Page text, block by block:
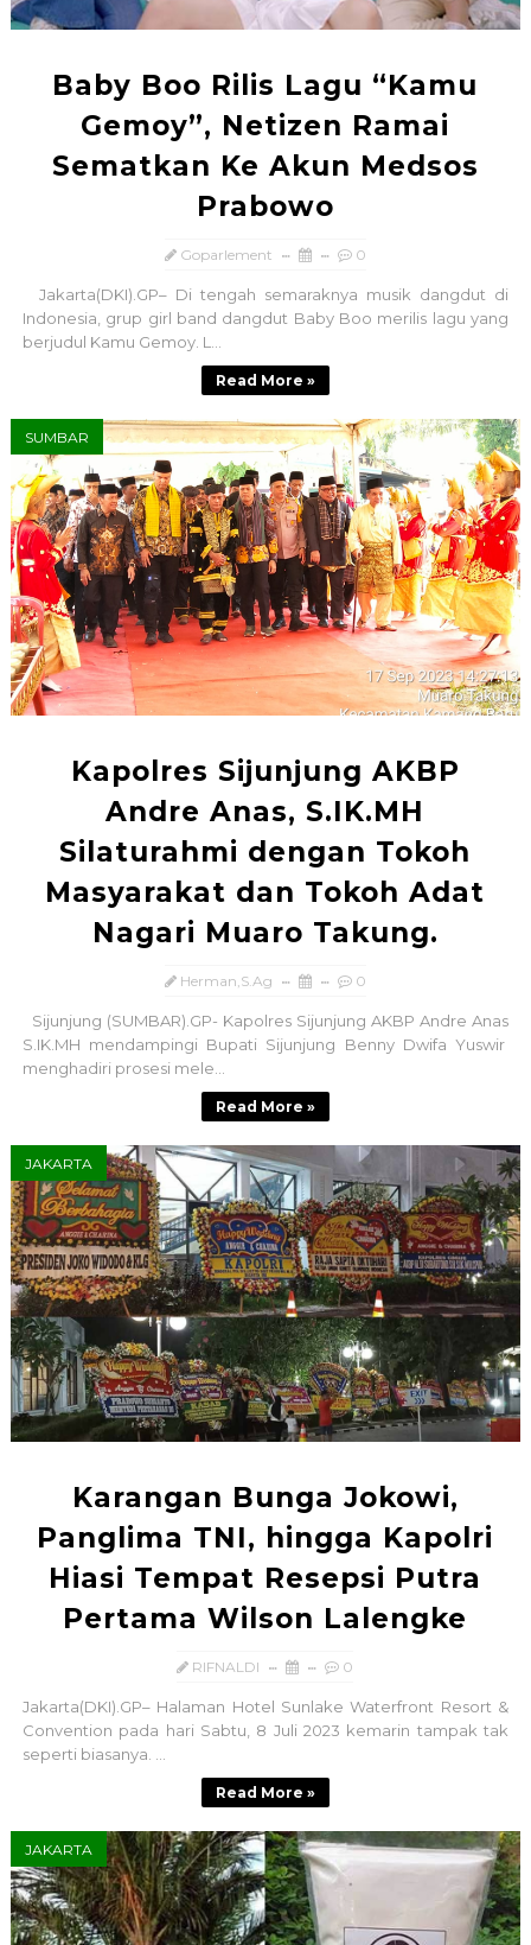
Baby Boo Rilis Lagu “Kamu
Gemoy”, Netizen Ramai
Sematkan Ke Akun Medsos
Prabowo
Goparlement 0
Jakarta(DKI).GP– Di tengah semaraknya musik dangdut di
Indonesia, grup girl band dangdut Baby Boo merilis lagu yang
berjudul Kamu Gemoy. L...
Read More »
SUMBAR
Kapolres Sijunjung AKBP
Andre Anas, S.IK.MH
Silaturahmi dengan Tokoh
Masyarakat dan Tokoh Adat
Nagari Muaro Takung.
Herman,S.Ag 0
Sijunjung (SUMBAR).GP- Kapolres Sijunjung AKBP Andre Anas
S.IK.MH mendampingi Bupati Sijunjung Benny Dwifa Yuswir
menghadiri prosesi mele...
Read More »
JAKARTA
Karangan Bunga Jokowi,
Panglima TNI, hingga Kapolri
Hiasi Tempat Resepsi Putra
Pertama Wilson Lalengke
RIFNALDI 0
Jakarta(DKI).GP– Halaman Hotel Sunlake Waterfront Resort &
Convention pada hari Sabtu, 8 Juli 2023 kemarin tampak tak
seperti biasanya. ...
Read More »
JAKARTA